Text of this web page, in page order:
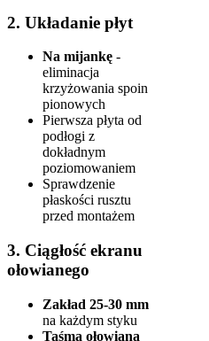
2. Układanie płyt
Na mijankę -
eliminacja
krzyżowania spoin
pionowych
Pierwsza płyta od
podłogi z
dokładnym
poziomowaniem
Sprawdzenie
płaskości rusztu
przed montażem
3. Ciągłość ekranu
ołowianego
Zakład 25-30 mm
na każdym styku
Taśma ołowiana